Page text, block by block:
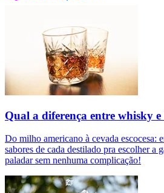
Qual a diferença entre whisky
Do milho americano à cevada escocesa:
sabores de cada destilado pra escolher a
paladar sem nenhuma complicação!